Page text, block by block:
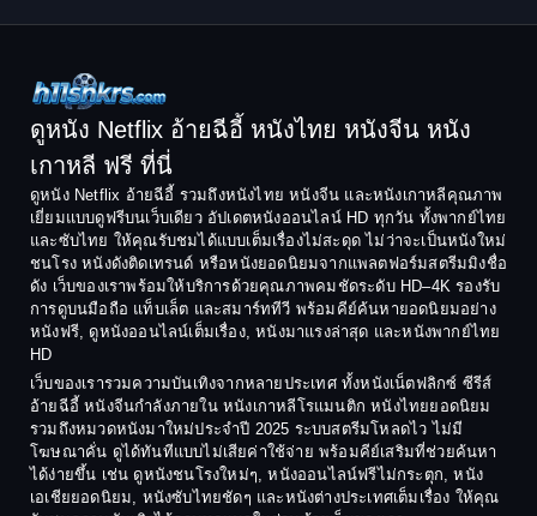
Comedy ตลก
Coming-of-age ชีวิตวัยรุ่น
Crime อาชญากรรม
Crime อาชญากรรม
Culture
Dance เต้น
1994
1992
1991
1990
1988
1987
1986
1985
1984
1983
1982
1981
1980
1978
1974
1973
1972
1971
1970
1969
1968
1964
ดูหนัง Netflix อ้ายฉีอี้ หนังไทย หนังจีน หนัง
เกาหลี ฟรี ที่นี่
ดูหนัง Netflix อ้ายฉีอี้ รวมถึงหนังไทย หนังจีน และหนังเกาหลีคุณภาพ
เยี่ยมแบบดูฟรีบนเว็บเดียว อัปเดตหนังออนไลน์ HD ทุกวัน ทั้งพากย์ไทย
และซับไทย ให้คุณรับชมได้แบบเต็มเรื่องไม่สะดุด ไม่ว่าจะเป็นหนังใหม่
ชนโรง หนังดังติดเทรนด์ หรือหนังยอดนิยมจากแพลตฟอร์มสตรีมมิงชื่อ
ดัง เว็บของเราพร้อมให้บริการด้วยคุณภาพคมชัดระดับ HD–4K รองรับ
การดูบนมือถือ แท็บเล็ต และสมาร์ททีวี พร้อมคีย์ค้นหายอดนิยมอย่าง
หนังฟรี, ดูหนังออนไลน์เต็มเรื่อง, หนังมาแรงล่าสุด และหนังพากย์ไทย
HD
เว็บของเรารวมความบันเทิงจากหลายประเทศ ทั้งหนังเน็ตฟลิกซ์ ซีรีส์
อ้ายฉีอี้ หนังจีนกำลังภายใน หนังเกาหลีโรแมนติก หนังไทยยอดนิยม
รวมถึงหมวดหนังมาใหม่ประจำปี 2025 ระบบสตรีมโหลดไว ไม่มี
โฆษณาคั่น ดูได้ทันทีแบบไม่เสียค่าใช้จ่าย พร้อมคีย์เสริมที่ช่วยค้นหา
ได้ง่ายขึ้น เช่น ดูหนังชนโรงใหม่ๆ, หนังออนไลน์ฟรีไม่กระตุก, หนัง
เอเชียยอดนิยม, หนังซับไทยชัดๆ และหนังต่างประเทศเต็มเรื่อง ให้คุณ